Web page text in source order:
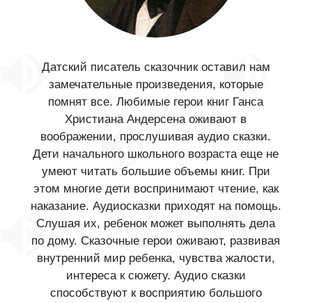
Датский писатель сказочник оставил нам
замечательные произведения, которые
помнят все. Любимые герои книг Ганса
Христиана Андерсена оживают в
воображении, прослушивая аудио сказки.
Дети начального школьного возраста еще не
умеют читать большие объемы книг. При
этом многие дети воспринимают чтение, как
наказание. Аудиосказки приходят на помощь.
Слушая их, ребенок может выполнять дела
по дому. Сказочные герои оживают, развивая
внутренний мир ребенка, чувства жалости,
интереса к сюжету. Аудио сказки
способствуют к восприятию большого